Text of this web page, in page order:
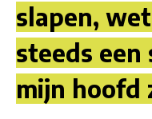
slapen,
steeds
mijn hoofd